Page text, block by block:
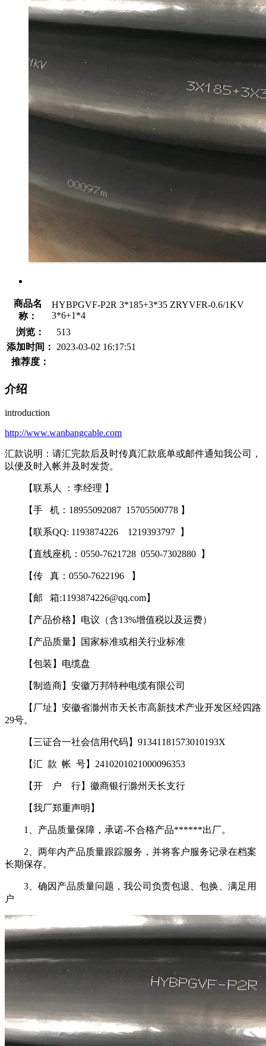
商品名
称：
HYBPGVF-P2R 3*185+3*35 ZRYVFR-0.6/1KV
3*6+1*4
浏览：
513
添加时间：
2023-03-02 16:17:51
推荐度：
介绍
introduction
http://www.wanbangcable.com
汇款说明：请汇完款后及时传真汇款底单或邮件通知我公司，
以便及时入帐并及时发货。
【联系人 ：李经理 】
【手 机：18955092087 15705500778 】
【联系QQ: 1193874226 1219393797 】
【直线座机：0550-7621728 0550-7302880 】
【传 真：0550-7622196 】
【邮 箱:1193874226@qq.com】
【产品价格】电议（含13%增值税以及运费）
【产品质量】国家标准或相关行业标准
【包装】电缆盘
【制造商】安徽万邦特种电缆有限公司
【厂址】安徽省滁州市天长市高新技术产业开发区经四路
29号。
【三证合一社会信用代码】91341181573010193X
【汇 款 帐 号】2410201021000096353
【开 户 行】徽商银行滁州天长支行
【我厂郑重声明】
1、产品质量保障，承诺-不合格产品******出厂。
2、两年内产品质量跟踪服务，并将客户服务记录在档案
长期保存。
3、确因产品质量问题，我公司负责包退、包换、满足用
户